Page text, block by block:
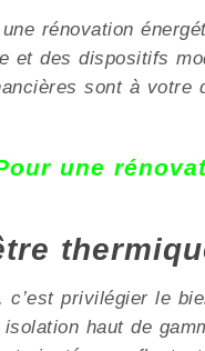
rénovation
et des dispositifs
sont à
une
c’est privilégier le
haut de